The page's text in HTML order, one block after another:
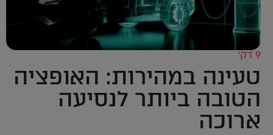
9 דק’
טעינה במהירות: האופציה
הטובה ביותר לנסיעה
ארוכה